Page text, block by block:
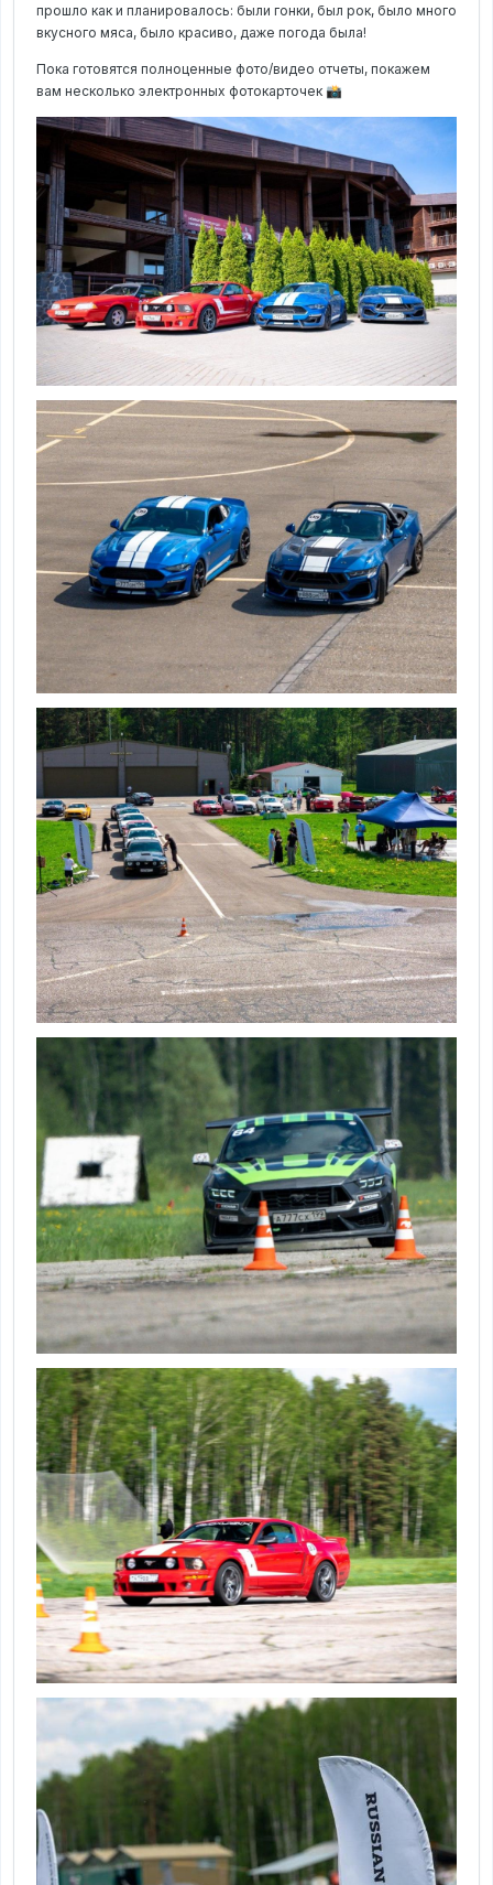
прошло как и планировалось: были гонки, был рок, было много
вкусного мяса, было красиво, даже погода была!
Пока готовятся полноценные фото/видео отчеты, покажем
вам несколько электронных фотокарточек 📸